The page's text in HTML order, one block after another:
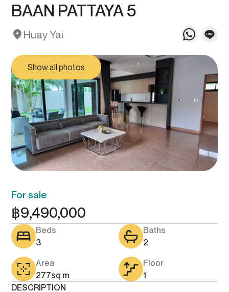
BAAN PATTAYA 5
Huay Yai
Show all photos
For sale
฿9,490,000
Beds
3
Baths
2
Area
277sq m
Floor
1
DESCRIPTION